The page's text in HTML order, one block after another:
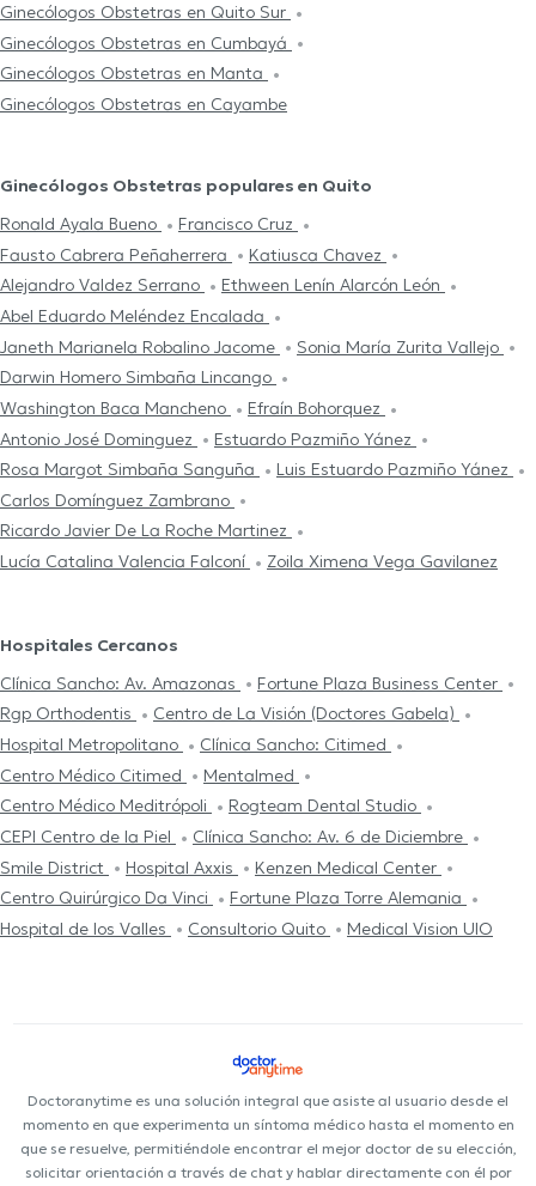
Ginecólogos Obstetras en Quito Sur
Ginecólogos Obstetras en Cumbayá
Ginecólogos Obstetras en Manta
Ginecólogos Obstetras en Cayambe
Ginecólogos Obstetras populares en Quito
Ronald Ayala Bueno
Francisco Cruz
Fausto Cabrera Peñaherrera
Katiusca Chavez
Alejandro Valdez Serrano
Ethween Lenín Alarcón León
Abel Eduardo Meléndez Encalada
Janeth Marianela Robalino Jacome
Sonia María Zurita Vallejo
Darwin Homero Simbaña Lincango
Washington Baca Mancheno
Efraín Bohorquez
Antonio José Dominguez
Estuardo Pazmiño Yánez
Rosa Margot Simbaña Sanguña
Luis Estuardo Pazmiño Yánez
Carlos Domínguez Zambrano
Ricardo Javier De La Roche Martinez
Lucía Catalina Valencia Falconí
Zoila Ximena Vega Gavilanez
Hospitales Cercanos
Clínica Sancho: Av. Amazonas
Fortune Plaza Business Center
Rgp Orthodentis
Centro de La Visión (Doctores Gabela)
Hospital Metropolitano
Clínica Sancho: Citimed
Centro Médico Citimed
Mentalmed
Centro Médico Meditrópoli
Rogteam Dental Studio
CEPI Centro de la Piel
Clínica Sancho: Av. 6 de Diciembre
Smile District
Hospital Axxis
Kenzen Medical Center
Centro Quirúrgico Da Vinci
Fortune Plaza Torre Alemania
Hospital de los Valles
Consultorio Quito Medical Vision UIO
Doctoranytime es una solución integral que asiste al usuario desde el
momento en que experimenta un síntoma médico hasta el momento en
que se resuelve, permitiéndole encontrar el mejor doctor de su elección,
solicitar orientación a través de chat y hablar directamente con él por